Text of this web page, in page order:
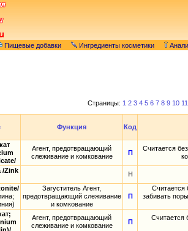
Пищевые добавки Ингредиенты косметики
Страницы: 1 2 3 4 5 6 7 8 9 10 11
Функция Код
Агент, предотвращающий
слеживание и комкование
П
Считается
/Zink
Н
Загуститель Агент,
предотвращающий слеживание
и комкование
П
Считается
забивать
Агент, предотвращающий
слеживание и комкование
П
Считается